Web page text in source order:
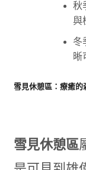
秋
與
冬
晰
雪見休憩區：療癒的
雪見休憩區